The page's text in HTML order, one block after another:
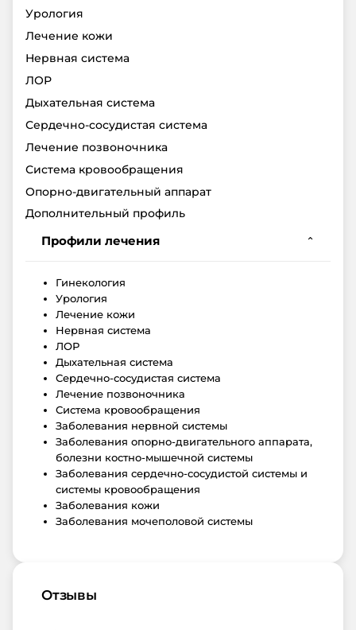
Урология
Лечение кожи
Нервная система
ЛОР
Дыхательная система
Сердечно-сосудистая система
Лечение позвоночника
Система кровообращения
Опорно-двигательный аппарат
Дополнительный профиль
Профили лечения ⌄
Гинекология
Урология
Лечение кожи
Нервная система
ЛОР
Дыхательная система
Сердечно-сосудистая система
Лечение позвоночника
Система кровообращения
Заболевания нервной системы
Заболевания опорно-двигательного аппарата,
болезни костно-мышечной системы
Заболевания сердечно-сосудистой системы и
системы кровообращения
Заболевания кожи
Заболевания мочеполовой системы
Отзывы